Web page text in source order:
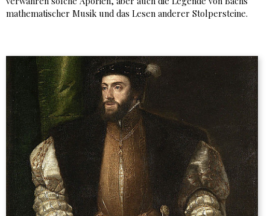
mathematischer Musik und das Lesen anderer Stolpersteine.